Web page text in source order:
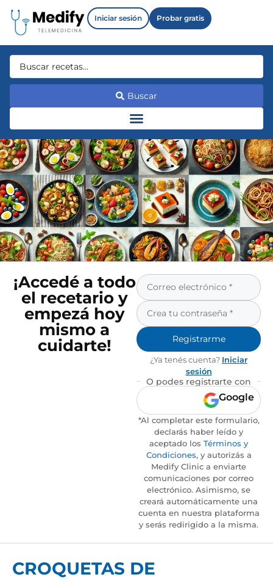
Iniciar sesión Probar gratis
Buscar
¡Accedé a todo
el recetario y
empezá hoy
mismo a
cuidarte!
Registrarme
¿Ya tenés cuenta? Iniciar
sesión
O podes registrarte con
Google
*Al completar este formulario,
declarás haber leído y
aceptado los Términos y
Condiciones, y autorizás a
Medify Clinic a enviarte
comunicaciones por correo
electrónico. Asimismo, se
creará automáticamente una
cuenta en nuestra plataforma
y serás redirigido a la misma.
CROQUETAS DE